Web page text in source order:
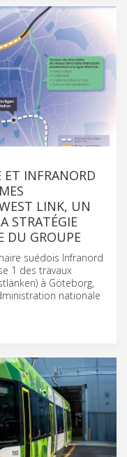
ET INFRANORD
LINK, UN
STRATÉGIE
DU GROUPE
suédois Infranord
1 des travaux
à Göteborg,
nationale